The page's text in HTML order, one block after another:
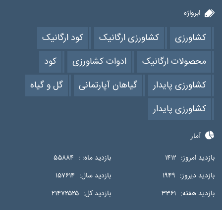
ابرواژه
کشاورزی کشاورزی ارگانیک
کود ارگانیک
محصولات ارگانیک
ادوات کشاورزی
کود
کشاورزی پایدار
گیاهان آپارتمانی
گل و گیاه
کشاورزی پایدار
آمار
بازدید امروز: ۱۴۱۲ بازدید ماه: : ۵۵۸۸۴
بازدید دیروز: ۱۹۴۹ بازدید سال: ۱۵۷۶۱۴
بازدید هفته: ۳۳۶۱ بازدید کل: ۲۱۴۷۲۵۲۵